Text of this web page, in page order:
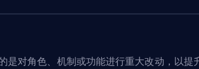
是对角色、机制或功能进行重大改动，以提